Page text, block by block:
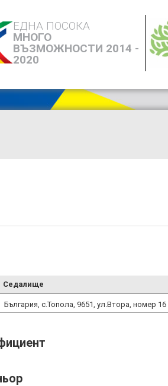
ЕДНА ПОСОКА
МНОГО
ВЪЗМОЖНОСТИ 2014 -
2020
Седалище
България, с.Топола, 9651, ул.Втора, номер 16